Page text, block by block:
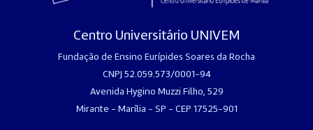
Centro Universitário UNIVEM
Fundação de Ensino Eurípides Soares da Rocha
CNPJ 52.059.573/0001-94
Avenida Hygino Muzzi Filho, 529
Mirante - Marília - SP - CEP 17525-901